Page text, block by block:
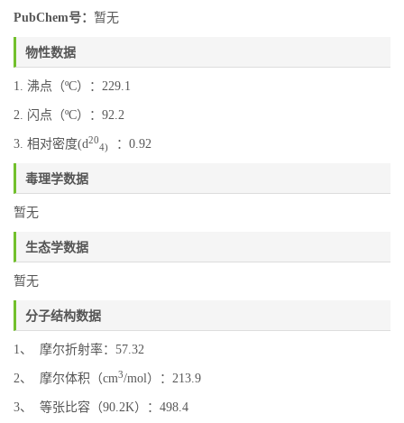
PubChem号： 暂无
物性数据
1. 沸点（ºC）：229.1
2. 闪点（ºC）：92.2
3. 相对密度(d20
4) ：0.92
毒理学数据
暂无
生态学数据
暂无
分子结构数据
1、 摩尔折射率：57.32
2、 摩尔体积（cm3/mol）：213.9
3、 等张比容（90.2K）：498.4